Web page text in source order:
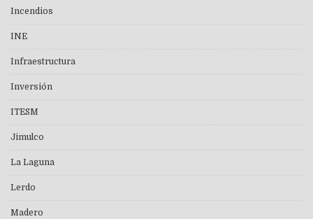
Incendios
INE
Infraestructura
Inversión
ITESM
Jimulco
La Laguna
Lerdo
Madero